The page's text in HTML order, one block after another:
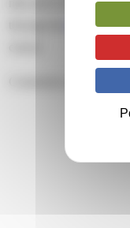
RSS 2.0